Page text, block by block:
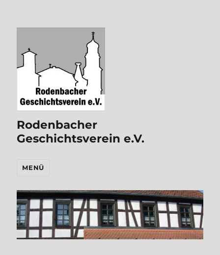
Rodenbacher
Geschichtsverein e.V.
MENÜ